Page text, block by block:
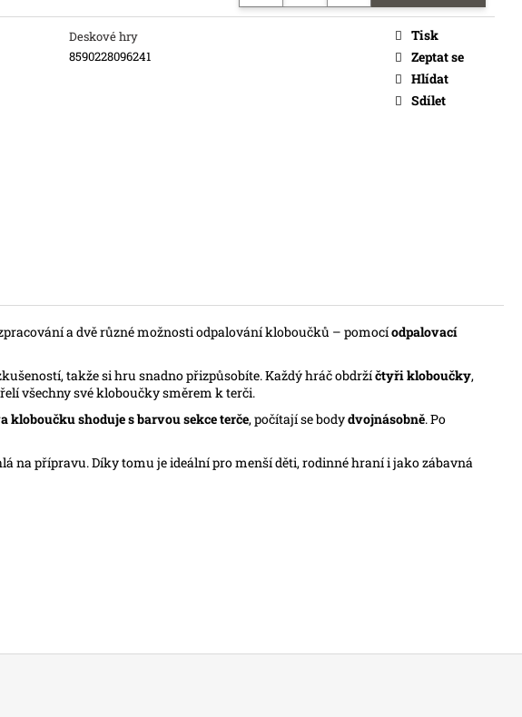
Deskové hry
8590228096241
Tisk
Zeptat se
Hlídat
Sdílet
a dvě různé možnosti odpalování kloboučků – pomocíodpalovací
takže si hru snadno přizpůsobíte. Každý hráč obdržíčtyři kloboučky,
všechny své kloboučky směrem k terči.
kloboučku shoduje s barvou sekce terče, počítají se bodydvojnásobně. Po
na přípravu. Díky tomu je ideální pro menší děti, rodinné hraní i jako zábavná
Původně:169 Kč